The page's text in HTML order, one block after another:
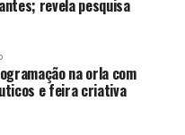
revela pesquisa
na orla com
e feira criativa